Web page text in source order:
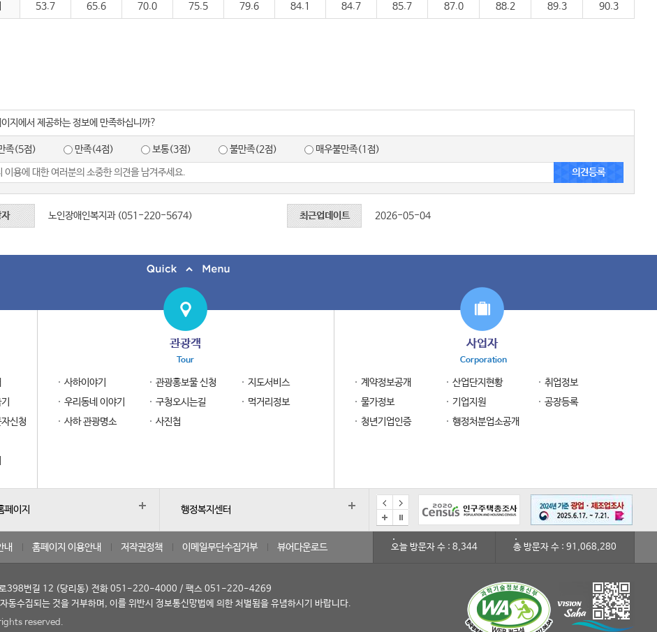
53.7 65.6 70.0 75.5 79.6 84.1 84.7 85.7 87.0 88.2 89.3 90.3
지에서 제공하는 정보에 만족하십니까?
족(5점) 만족(4점) 보통(3점) 불만족(2점) 매우불만족(1점)
노인장애인복지과 (051-220-5674) 최근업데이트 2026-05-04
신청
관광객
Tour
사하이야기 관광홍보물 신청
지도서비스
우리동네 이야기
구청오시는길
먹거리정보
사하 관광명소
사진첩
사업자
Corporation
계약정보공개 산업단지현황
취업정보
물가정보
기업지원
공장등록
청년기업인증
행정처분업소공개
페이지 행정복지센터
내 홈페이지 이용안내 저작권정책 이메일무단수집거부 뷰어다운로드 오늘 방문자 수 : 8,344 총 방문자 수 : 91,068,280
로398번길 12 (당리동) 전화 051-220-4000 / 팩스 051-220-4269
동수집되는 것을 거부하며, 이를 위반시 정보통신망법에 의한 처벌됨을 유념하시기 바랍니다.
reserved.